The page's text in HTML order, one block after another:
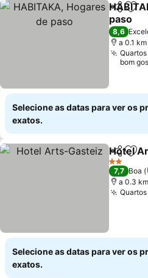
Partilhar
paso
8,6
a 0.1
bom
Selecione as datas para ver os
exatos.
Partilhar
Hotel
2 Estrelas
7,7 Boa
a 0.3
Selecione as datas para ver os
exatos.